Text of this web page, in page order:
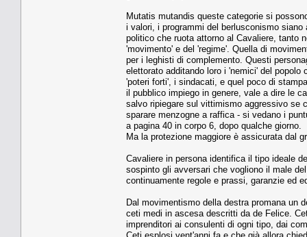
Mutatis mutandis queste categorie si
i valori, i programmi del berlusconismo
politico che ruota attorno al Cavaliere, tanto
'movimento' e del 'regime'. Quella di
per i leghisti di complemento. Questi
elettorato additando loro i 'nemici' del
'poteri forti', i sindacati, e quel poco di
il pubblico impiego in genere, vale a dire le
salvo ripiegare sul vittimismo aggressivo se
sparare menzogne a raffica - si vedano i
a pagina 40 in corpo 6, dopo qualche giorno.
Ma la protezione maggiore è assicurata dal
Cavaliere in persona identifica il tipo ideale
sospinto gli avversari che vogliono il male
continuamente regole e prassi, garanzie ed
Dal movimentismo della destra promana un
ceti medi in ascesa descritti da de Felice.
imprenditori ai consulenti di ogni tipo, dai